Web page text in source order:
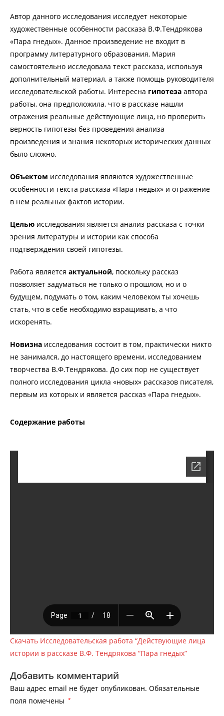
Автор данного исследования исследует некоторые
художественные особенности рассказа В.Ф.Тендрякова
«Пара гнедых». Данное произведение не входит в
программу литературного образования, Мария
самостоятельно исследовала текст рассказа, используя
дополнительный материал, а также помощь руководителя
исследовательской работы. Интересна гипотеза автора
работы, она предположила, что в рассказе нашли
отражения реальные действующие лица, но проверить
верность гипотезы без проведения анализа
произведения и знания некоторых исторических данных
было сложно.
Объектом исследования являются художественные
особенности текста рассказа «Пара гнедых» и отражение
в нем реальных фактов истории.
Целью исследования является анализ рассказа с точки
зрения литературы и истории как способа
подтверждения своей гипотезы.
Работа является актуальной, поскольку рассказ
позволяет задуматься не только о прошлом, но и о
будущем, подумать о том, каким человеком ты хочешь
стать, что в себе необходимо взращивать, а что
искоренять.
Новизна исследования состоит в том, практически никто
не занимался, до настоящего времени, исследованием
творчества В.Ф.Тендрякова. До сих пор не существует
полного исследования цикла «новых» рассказов писателя,
первым из которых и является рассказ «Пара гнедых».
Содержание работы
Скачать Исследовательская работа “Действующие лица
истории в рассказе В.Ф. Тендрякова “Пара гнедых”
Добавить комментарий
Ваш адрес email не будет опубликован. Обязательные
поля помечены *